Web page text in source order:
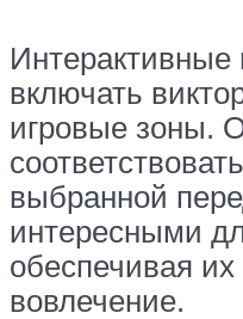
Интерактивные
включать
игровые зоны.
выбранной
интересными
обеспечивая их
вовлечение.